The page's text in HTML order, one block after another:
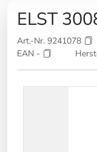
ELST
Art.-Nr. 9241078
EAN -